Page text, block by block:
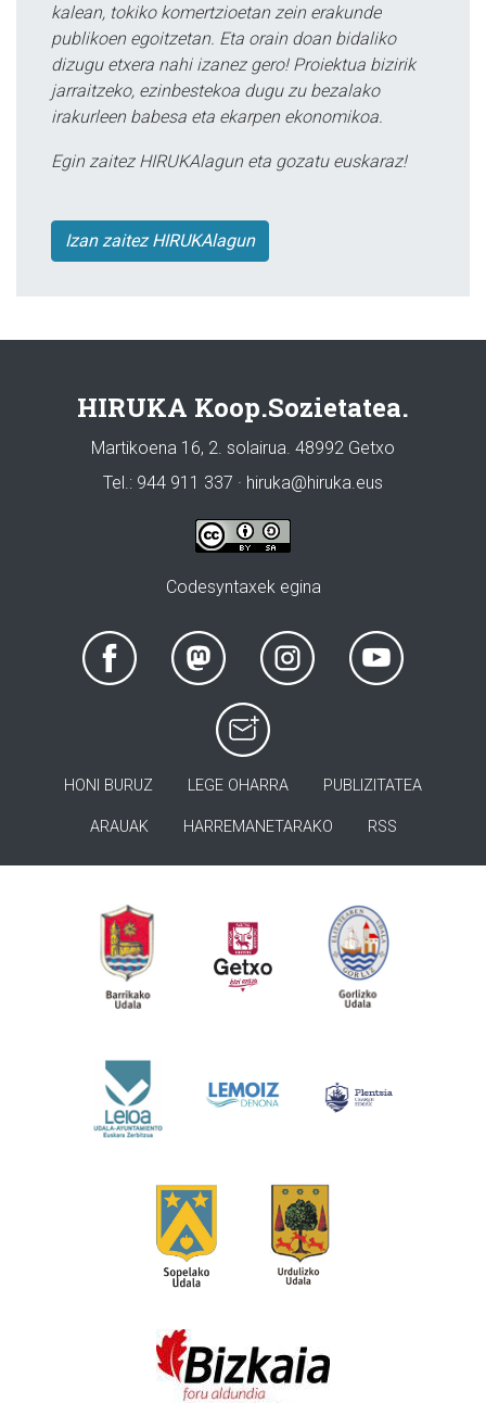
kalean, tokiko komertzioetan zein erakunde
publikoen egoitzetan. Eta orain doan bidaliko
dizugu etxera nahi izanez gero! Proiektua bizirik
jarraitzeko, ezinbestekoa dugu zu bezalako
irakurleen babesa eta ekarpen ekonomikoa.
Egin zaitez HIRUKAlagun eta gozatu euskaraz!
Izan zaitez HIRUKAlagun
HIRUKA Koop.Sozietatea.
Martikoena 16, 2. solairua. 48992 Getxo
Tel.: 944 911 337 · hiruka@hiruka.eus
Codesyntaxek egina
HONI BURUZ LEGE OHARRA PUBLIZITATEA
ARAUAK HARREMANETARAKO RSS